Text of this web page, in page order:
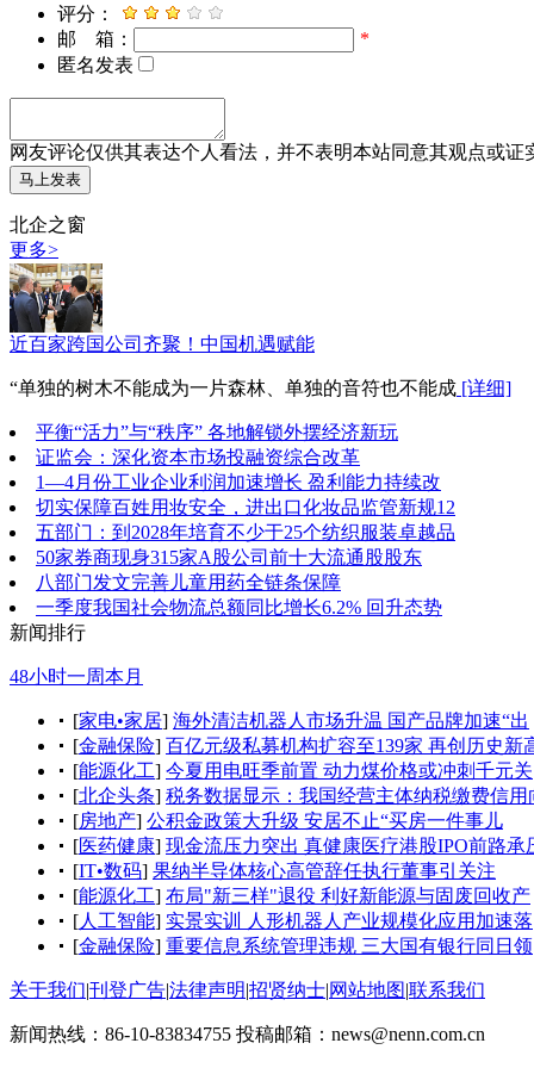
评分：
邮 箱：
*
匿名发表
网友评论仅供其表达个人看法，并不表明本站同意其观点或证
北企之窗
更多>
近百家跨国公司齐聚！中国机遇赋能
“单独的树木不能成为一片森林、单独的音符也不能成 [详细]
平衡“活力”与“秩序” 各地解锁外摆经济新玩
证监会：深化资本市场投融资综合改革
1—4月份工业企业利润加速增长 盈利能力持续改
切实保障百姓用妆安全，进出口化妆品监管新规12
五部门：到2028年培育不少于25个纺织服装卓越品
50家券商现身315家A股公司前十大流通股股东
八部门发文完善儿童用药全链条保障
一季度我国社会物流总额同比增长6.2% 回升态势
新闻排行
48小时一周本月
[家电•家居] 海外清洁机器人市场升温 国产品牌加速“出
[金融保险] 百亿元级私募机构扩容至139家 再创历史新
[能源化工] 今夏用电旺季前置 动力煤价格或冲刺千元关
[北企头条] 税务数据显示：我国经营主体纳税缴费信用
[房地产] 公积金政策大升级 安居不止“买房一件事儿
[医药健康] 现金流压力突出 真健康医疗港股IPO前路承
[IT•数码] 果纳半导体核心高管辞任执行董事引关注
[能源化工] 布局"新三样"退役 利好新能源与固废回收产
[人工智能] 实景实训 人形机器人产业规模化应用加速落
[金融保险] 重要信息系统管理违规 三大国有银行同日领
关于我们|刊登广告|法律声明|招贤纳士|网站地图|联系我们
新闻热线：86-10-83834755 投稿邮箱：news@nenn.com.cn